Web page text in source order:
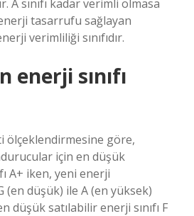
A sınıfı kadar verimli olmasa
tasarrufu sağlayan
verimliliği sınıfıdır.
enerji sınıfı
ölçeklendirmesine göre,
için en düşük
A+ iken, yeni enerji
(en düşük) ile A (en yüksek)
düşük satılabilir enerji sınıfı F